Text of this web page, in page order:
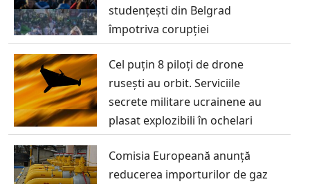
studențești din Belgrad
împotriva corupției
Cel puțin 8 piloți de drone
rusești au orbit. Serviciile
secrete militare ucrainene au
plasat explozibili în ochelari
Comisia Europeană anunță
reducerea importurilor de gaz